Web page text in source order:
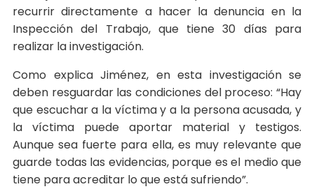
recurrir directamente a hacer la denuncia en la
Inspección del Trabajo, que tiene 30 días para
realizar la investigación.
Como explica Jiménez, en esta investigación se
deben resguardar las condiciones del proceso: “Hay
que escuchar a la víctima y a la persona acusada, y
la víctima puede aportar material y testigos.
Aunque sea fuerte para ella, es muy relevante que
guarde todas las evidencias, porque es el medio que
tiene para acreditar lo que está sufriendo”.